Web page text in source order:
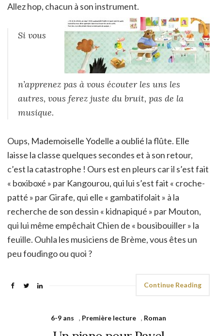
Allez hop, chacun à son instrument.
Si vous
n’apprenez pas à vous écouter les uns les
autres, vous ferez juste du bruit, pas de la
musique.
Oups, Mademoiselle Yodelle a oublié la flûte. Elle
laisse la classe quelques secondes et à son retour,
c’est la catastrophe ! Ours est en pleurs car il s’est fait
« boxiboxé » par Kangourou, qui lui s’est fait « croche-
patté » par Girafe, qui elle « gambatifolait » à la
recherche de son dessin « kidnapiqué » par Mouton,
qui lui même empêchait Chien de « bousibouiller » la
feuille. Ouhla les musiciens de Brème, vous êtes un
peu foudingo ou quoi ?
Continue Reading
6-9 ans , Première lecture , Roman